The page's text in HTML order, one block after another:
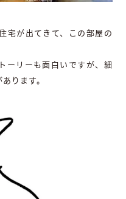
宅が出てきて、この部屋の
ーリーも面白いですが、細
ります。